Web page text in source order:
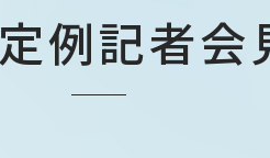
例記者会